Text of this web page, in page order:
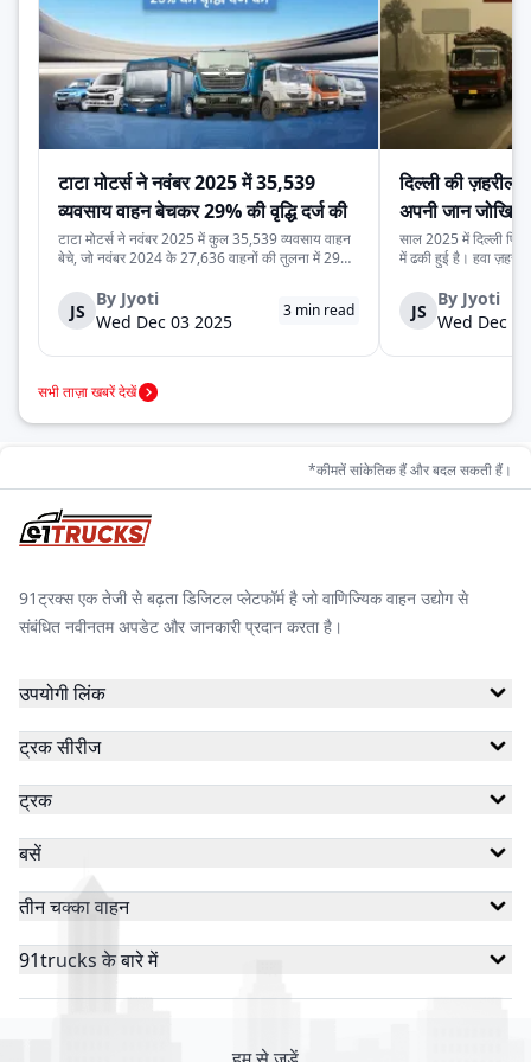
चाहते हैं, इसलिए ट्रक सेवा केंद्र नंबर सामने होना बहुत उपयोगी
साबित होता है। एक कॉल, और काम पूरा। अलग–अलग नंबर मिलाने
की कोई ज़रूरत नहीं।
टाटा मोटर्स ने नवंबर 2025 में 35,539
व्यवसाय वाहन बेचकर 29% की वृद्धि दर्ज की
टाटा मोटर्स ने नवंबर 2025 में कुल 35,539 व्यवसाय वाहन
बेचे, जो नवंबर 2024 के 27,636 वाहनों की तुलना में 29%
कंपनी की विविध व्यवसाय वाहन श्रृंखला को दर्शाती है। घरेलू
बिक्री 32,753 वाहन रह...
JS
By Jyoti
Wed Dec 03 2025
3 min read
दिल्ली की
अपनी जान
कर रहे हैं
साल 2025 में दिल्ली
में ढकी हुई है। हवा
रोज़ाना सड़क पर उतरते
क्योंकि दिल्ली की
JS
By Jyoti
Wed Dec
सभी ताज़ा खबरें देखें
*कीमतें सांकेतिक हैं और बदल सकती हैं।
91ट्रक्स एक तेजी से बढ़ता डिजिटल प्लेटफॉर्म है जो वाणिज्यिक वाहन उद्योग से
संबंधित नवीनतम अपडेट और जानकारी प्रदान करता है।
उपयोगी लिंक
ट्रक सीरीज
ट्रक
बसें
तीन चक्का वाहन
91trucks के बारे में